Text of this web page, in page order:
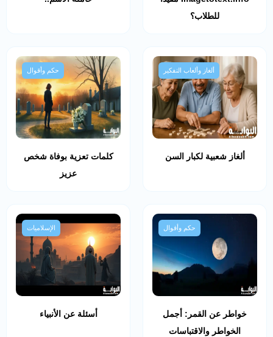
للطلاب؟
ألغاز وألعاب التفكير
ألغاز شعبية لكبار السن
حكم وأقوال
كلمات تعزية بوفاة شخص
عزيز
حكم وأقوال
خواطر عن القمر: أجمل
الخواطر والاقتباسات
الإسلاميات
أسئلة عن الأنبياء